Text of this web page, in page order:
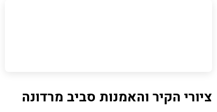
ציורי הקיר והאמנות סביב מרדונה